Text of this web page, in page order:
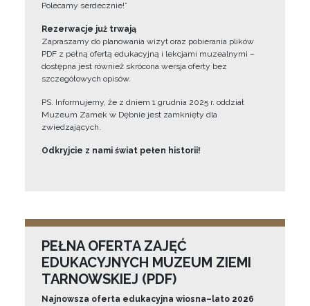
Polecamy serdecznie!”
Rezerwacje już trwają
Zapraszamy do planowania wizyt oraz pobierania plików
PDF z pełną ofertą edukacyjną i lekcjami muzealnymi –
dostępna jest również skrócona wersja oferty bez
szczegółowych opisów.
PS. Informujemy, że z dniem 1 grudnia 2025 r. oddział
Muzeum Zamek w Dębnie jest zamknięty dla
zwiedzających.
Odkryjcie z nami świat pełen historii!
PEŁNA OFERTA ZAJĘĆ
EDUKACYJNYCH MUZEUM ZIEMI
TARNOWSKIEJ (PDF)
Najnowsza oferta edukacyjna wiosna–lato 2026